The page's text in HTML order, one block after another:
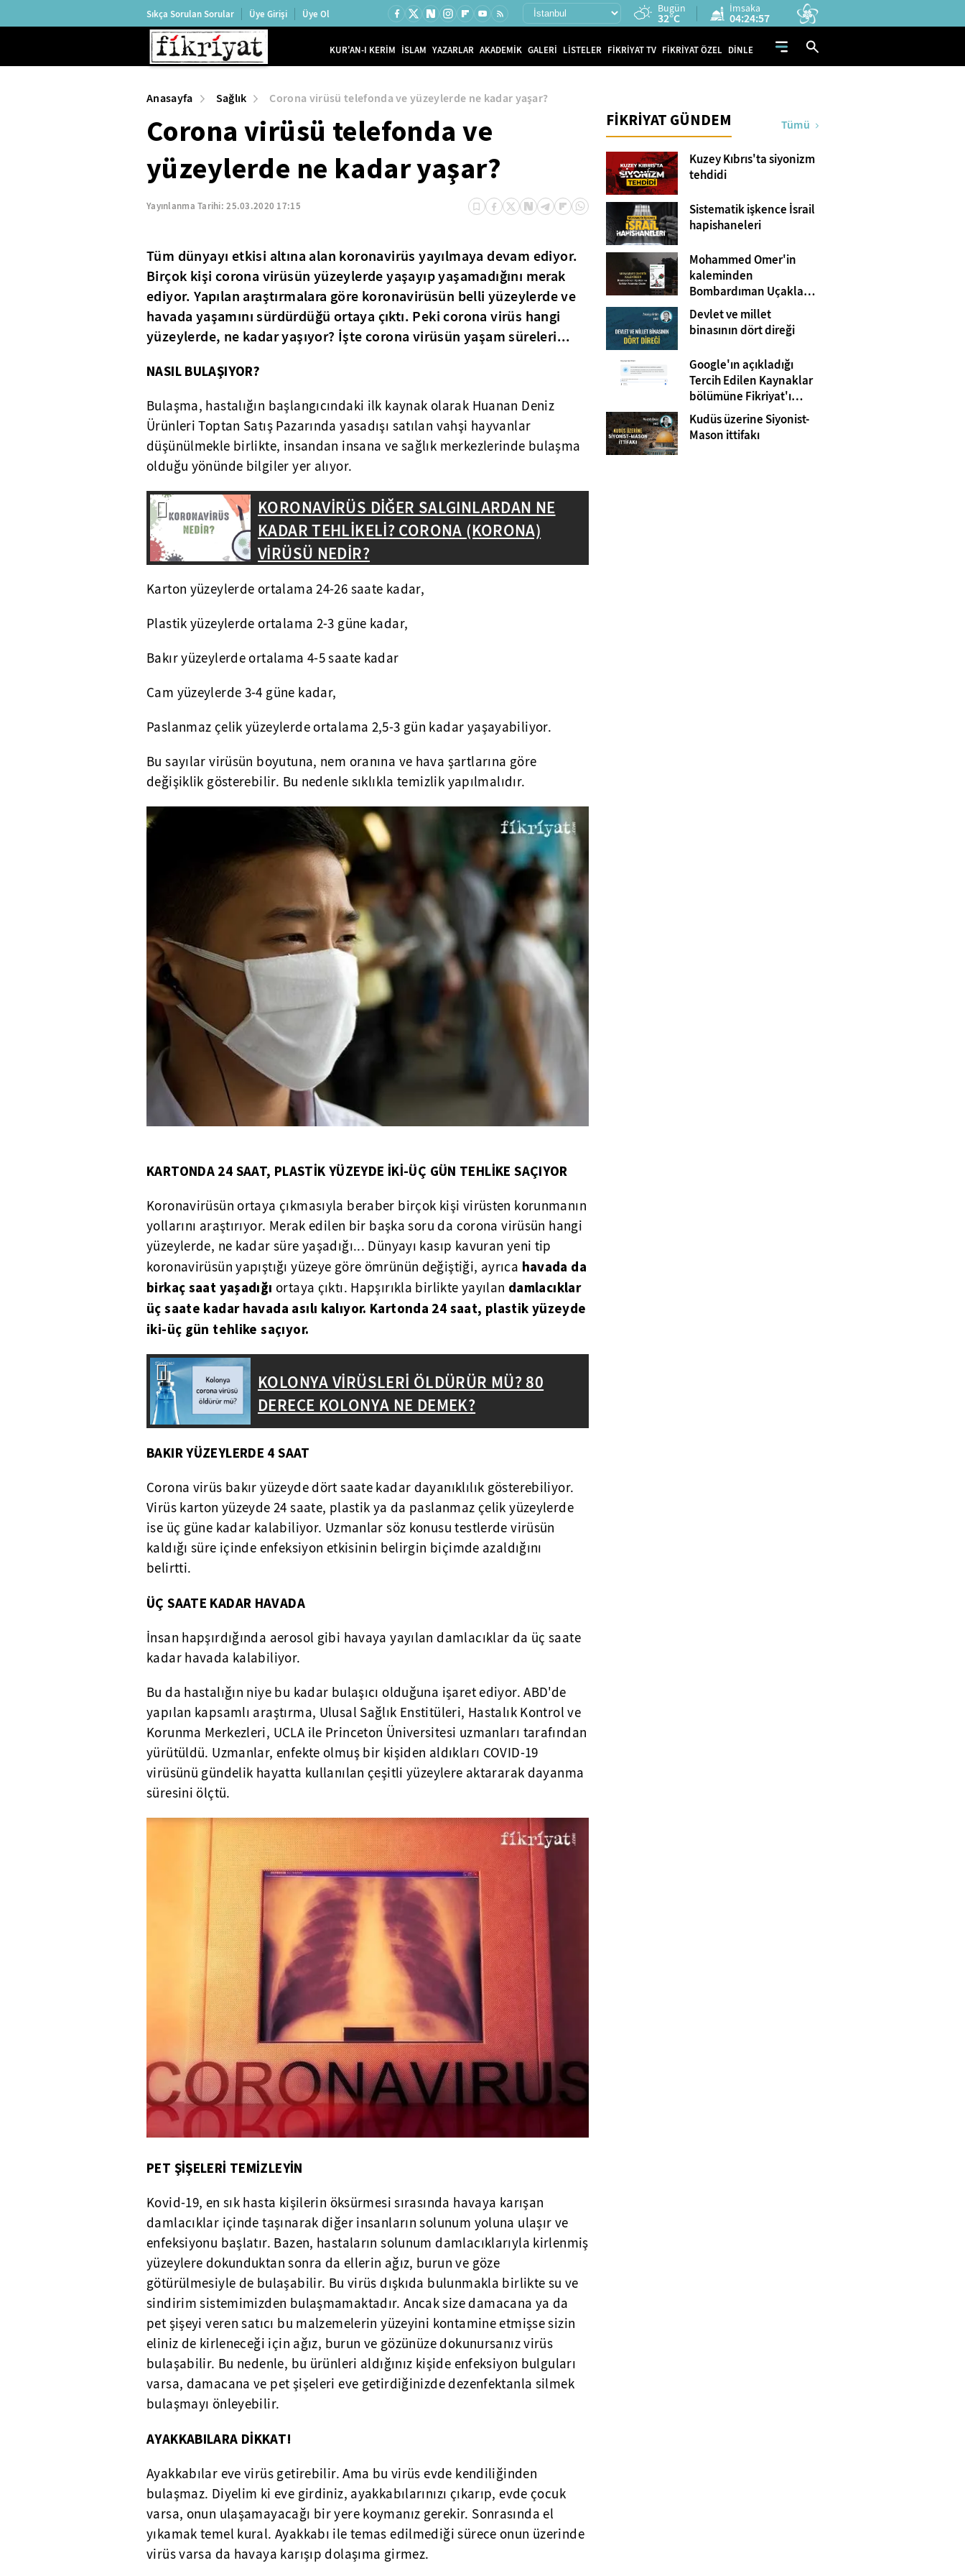
Sıkça Sorulan Sorular Üye Girişi Üye Ol Bugün
32°C
İmsaka
04:24:56
KUR'AN-I KERİM İSLAM YAZARLAR AKADEMİK GALERİ LİSTELER FİKRİYAT TV FİKRİYAT ÖZEL DİNLE
Anasayfa Sağlık Corona virüsü telefonda ve yüzeylerde ne kadar yaşar?
Corona virüsü telefonda ve
yüzeylerde ne kadar yaşar?
Yayınlanma Tarihi:25.03.2020 17:15
Tüm dünyayı etkisi altına alan koronavirüs yayılmaya devam ediyor.
Birçok kişi corona virüsün yüzeylerde yaşayıp yaşamadığını merak
ediyor. Yapılan araştırmalara göre koronavirüsün belli yüzeylerde ve
havada yaşamını sürdürdüğü ortaya çıktı. Peki corona virüs hangi
yüzeylerde, ne kadar yaşıyor? İşte corona virüsün yaşam süreleri...
NASIL BULAŞIYOR?
Bulaşma, hastalığın başlangıcındaki ilk kaynak olarak Huanan Deniz
Ürünleri Toptan Satış Pazarında yasadışı satılan vahşi hayvanlar
düşünülmekle birlikte, insandan insana ve sağlık merkezlerinde bulaşma
olduğu yönünde bilgiler yer alıyor.
KORONAVİRÜS DİĞER SALGINLARDAN NE
KADAR TEHLİKELİ? CORONA (KORONA)
VİRÜSÜ NEDİR?
Karton yüzeylerde ortalama 24-26 saate kadar,
Plastik yüzeylerde ortalama 2-3 güne kadar,
Bakır yüzeylerde ortalama 4-5 saate kadar
Cam yüzeylerde 3-4 güne kadar,
Paslanmaz çelik yüzeylerde ortalama 2,5-3 gün kadar yaşayabiliyor.
Bu sayılar virüsün boyutuna, nem oranına ve hava şartlarına göre
değişiklik gösterebilir. Bu nedenle sıklıkla temizlik yapılmalıdır.
KARTONDA 24 SAAT, PLASTİK YÜZEYDE İKİ-ÜÇ GÜN TEHLİKE SAÇIYOR
Koronavirüsün ortaya çıkmasıyla beraber birçok kişi virüsten korunmanın
yollarını araştırıyor. Merak edilen bir başka soru da corona virüsün hangi
yüzeylerde, ne kadar süre yaşadığı... Dünyayı kasıp kavuran yeni tip
koronavirüsün yapıştığı yüzeye göre ömrünün değiştiği, ayrıca havada da
birkaç saat yaşadığı ortaya çıktı. Hapşırıkla birlikte yayılan damlacıklar
üç saate kadar havada asılı kalıyor. Kartonda 24 saat, plastik yüzeyde
iki-üç gün tehlike saçıyor.
KOLONYA VİRÜSLERİ ÖLDÜRÜR MÜ? 80
DERECE KOLONYA NE DEMEK?
BAKIR YÜZEYLERDE 4 SAAT
Corona virüs bakır yüzeyde dört saate kadar dayanıklılık gösterebiliyor.
Virüs karton yüzeyde 24 saate, plastik ya da paslanmaz çelik yüzeylerde
ise üç güne kadar kalabiliyor. Uzmanlar söz konusu testlerde virüsün
kaldığı süre içinde enfeksiyon etkisinin belirgin biçimde azaldığını
belirtti.
ÜÇ SAATE KADAR HAVADA
İnsan hapşırdığında aerosol gibi havaya yayılan damlacıklar da üç saate
kadar havada kalabiliyor.
Bu da hastalığın niye bu kadar bulaşıcı olduğuna işaret ediyor. ABD'de
yapılan kapsamlı araştırma, Ulusal Sağlık Enstitüleri, Hastalık Kontrol ve
Korunma Merkezleri, UCLA ile Princeton Üniversitesi uzmanları tarafından
yürütüldü. Uzmanlar, enfekte olmuş bir kişiden aldıkları COVID-19
virüsünü gündelik hayatta kullanılan çeşitli yüzeylere aktararak dayanma
süresini ölçtü.
PET ŞİŞELERİ TEMİZLEYİN
Kovid-19, en sık hasta kişilerin öksürmesi sırasında havaya karışan
damlacıklar içinde taşınarak diğer insanların solunum yoluna ulaşır ve
enfeksiyonu başlatır. Bazen, hastaların solunum damlacıklarıyla kirlenmiş
yüzeylere dokunduktan sonra da ellerin ağız, burun ve göze
götürülmesiyle de bulaşabilir. Bu virüs dışkıda bulunmakla birlikte su ve
sindirim sistemimizden bulaşmamaktadır. Ancak size damacana ya da
pet şişeyi veren satıcı bu malzemelerin yüzeyini kontamine etmişse sizin
eliniz de kirleneceği için ağız, burun ve gözünüze dokunursanız virüs
bulaşabilir. Bu nedenle, bu ürünleri aldığınız kişide enfeksiyon bulguları
varsa, damacana ve pet şişeleri eve getirdiğinizde dezenfektanla silmek
bulaşmayı önleyebilir.
AYAKKABILARA DİKKAT!
Ayakkabılar eve virüs getirebilir. Ama bu virüs evde kendiliğinden
bulaşmaz. Diyelim ki eve girdiniz, ayakkabılarınızı çıkarıp, evde çocuk
varsa, onun ulaşamayacağı bir yere koymanız gerekir. Sonrasında el
yıkamak temel kural. Ayakkabı ile temas edilmediği sürece onun üzerinde
virüs varsa da havaya karışıp dolaşıma girmez.
FİKRİYAT GÜNDEM Tümü
Kuzey Kıbrıs'ta siyonizm
tehdidi
Sistematik işkence İsrail
hapishaneleri
Mohammed Omer'in
kaleminden
Bombardıman Uçakları
ve Tanklar Arasında
Gazze
Devlet ve millet
binasının dört direği
Google'ın açıkladığı
Tercih Edilen Kaynaklar
bölümüne Fikriyat'ı
eklemeyi unutmayın!
Kudüs üzerine Siyonist-
Mason ittifakı